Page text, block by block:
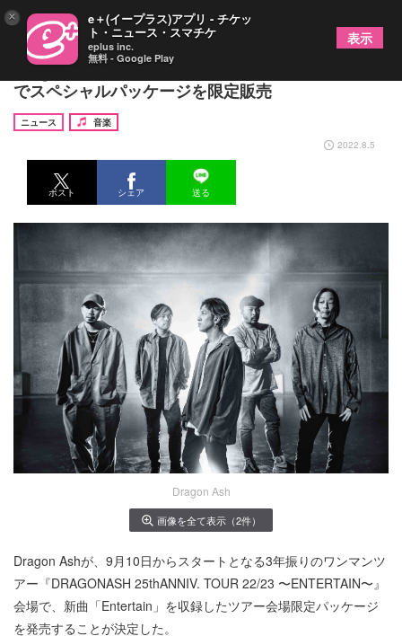
Dragon Ash、新曲「Entertain」完成 ツアー会場
でスペシャルパッケージを限定販売
ニュース
音楽
2022.8.5
ポスト シェア 送る
Dragon Ash
画像を全て表示（2件）
Dragon Ashが、9月10日からスタートとなる3年振りのワンマンツ
アー『DRAGONASH 25thANNIV. TOUR 22/23 〜ENTERTAIN〜』
会場で、新曲「Entertain」を収録したツアー会場限定パッケージ
を発売することが決定した。
× e＋(イープラス)アプリ - チケッ
ト・ニュース・スマチケ
eplus inc.
無料 - Google Play
表示